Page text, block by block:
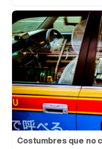
Costumbres que no